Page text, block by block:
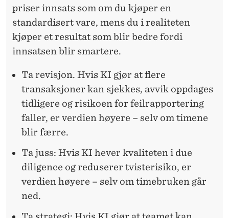
priser innsats som om du kjøper en
standardisert vare, mens du i realiteten
kjøper et resultat som blir bedre fordi
innsatsen blir smartere.
Ta revisjon. Hvis KI gjør at flere
transaksjoner kan sjekkes, avvik oppdages
tidligere og risikoen for feilrapportering
faller, er verdien høyere – selv om timene
blir færre.
Ta juss: Hvis KI hever kvaliteten i due
diligence og reduserer tvisterisiko, er
verdien høyere – selv om timebruken går
ned.